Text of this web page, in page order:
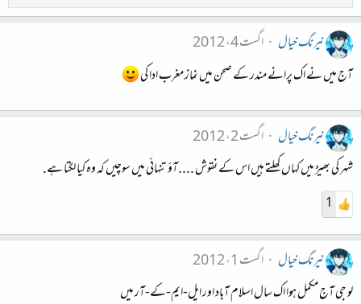
نیرنگ خیال
اگست 4، 2012
آج میں نے اک پرانے مندر کے صحن میں نماز مغرب ادا کی
نیرنگ خیال
اگست 2، 2012
شہر کی بھیڑ میں کہاں کھلتے ہیں اس کے نقوش ....آؤ تنہائی میں سوچیں کہ وہ کیا لگتا ہے.
1
نیرنگ خیال
اگست 1، 2012
لو جی آج مکمل ہوا اک سال اسلام آباد اور ایل-ایم-کے-آر میں